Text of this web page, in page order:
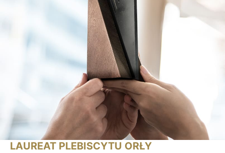
LAUREAT PLEBISCYTU ORŁY